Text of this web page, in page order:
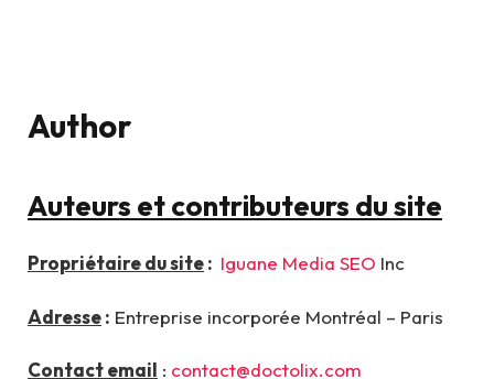
Author
Auteurs et contributeurs du site
Propriétaire du site: Iguane Media SEO Inc
Adresse: Entreprise incorporée Montréal – Paris
Contact email : contact@doctolix.com